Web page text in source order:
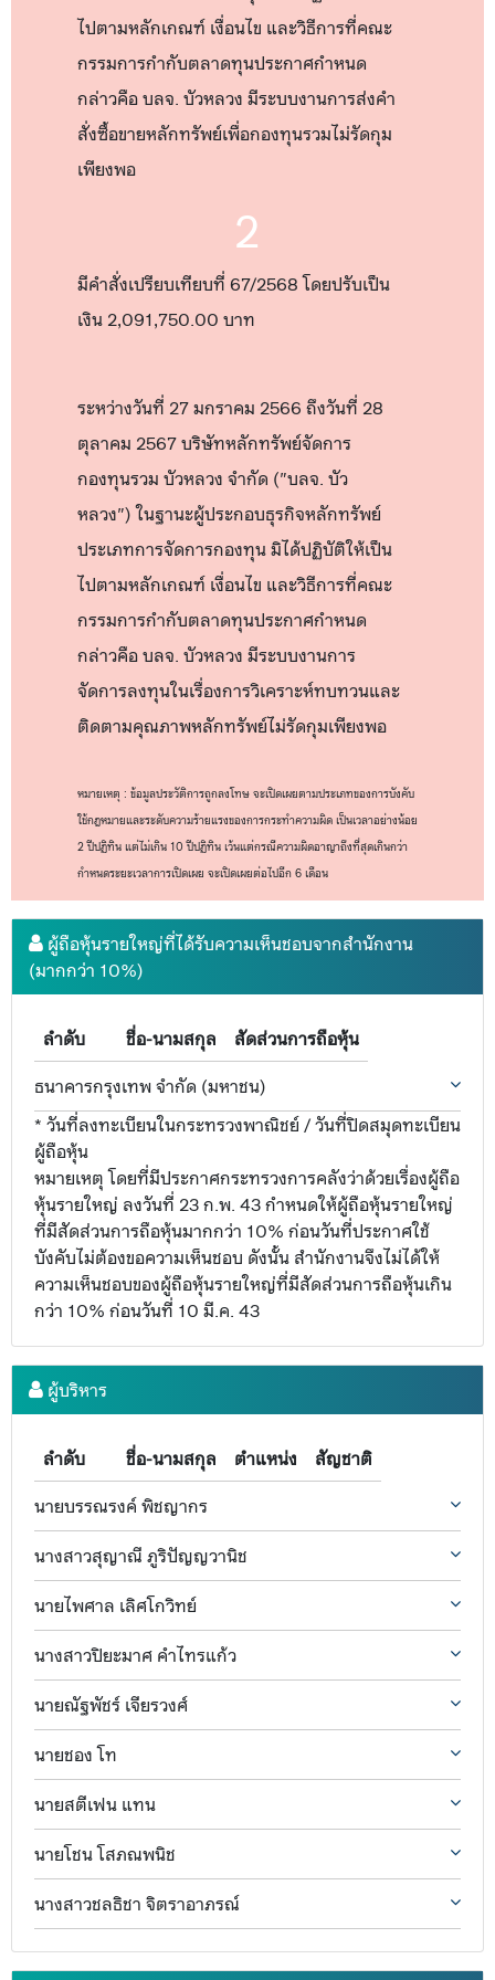
ไปตามหลักเกณฑ์ เงื่อนไข และวิธีการที่คณะ
กรรมการกำกับตลาดทุนประกาศกำหนด
กล่าวคือ บลจ. บัวหลวง มีระบบงานการส่งคำ
สั่งซื้อขายหลักทรัพย์เพื่อกองทุนรวมไม่รัดกุม
เพียงพอ
2
มีคำสั่งเปรียบเทียบที่ 67/2568 โดยปรับเป็น
เงิน 2,091,750.00 บาท
ระหว่างวันที่ 27 มกราคม 2566 ถึงวันที่ 28
ตุลาคม 2567 บริษัทหลักทรัพย์จัดการ
กองทุนรวม บัวหลวง จำกัด ("บลจ. บัว
หลวง") ในฐานะผู้ประกอบธุรกิจหลักทรัพย์
ประเภทการจัดการกองทุน มิได้ปฏิบัติให้เป็น
ไปตามหลักเกณฑ์ เงื่อนไข และวิธีการที่คณะ
กรรมการกำกับตลาดทุนประกาศกำหนด
กล่าวคือ บลจ. บัวหลวง มีระบบงานการ
จัดการลงทุนในเรื่องการวิเคราะห์ทบทวนและ
ติดตามคุณภาพหลักทรัพย์ไม่รัดกุมเพียงพอ
หมายเหตุ : ข้อมูลประวัติการถูกลงโทษ จะเปิดเผยตามประเภทของการบังคับ
ใช้กฎหมายและระดับความร้ายแรงของการกระทำความผิด เป็นเวลาอย่างน้อย
2 ปีปฏิทิน แต่ไม่เกิน 10 ปีปฏิทิน เว้นแต่กรณีความผิดอาญาถึงที่สุดเกินกว่า
กำหนดระยะเวลาการเปิดเผย จะเปิดเผยต่อไปอีก 6 เดือน
ผู้ถือหุ้นรายใหญ่ที่ได้รับความเห็นชอบจากสำนักงาน
(มากกว่า 10%)
ลำดับ ชื่อ-นามสกุล
สัดส่วนการถือหุ้น
ธนาคารกรุงเทพ จำกัด (มหาชน)
* วันที่ลงทะเบียนในกระทรวงพาณิชย์ / วันที่ปิดสมุดทะเบียน
ผู้ถือหุ้น
หมายเหตุ โดยที่มีประกาศกระทรวงการคลังว่าด้วยเรื่องผู้ถือ
หุ้นรายใหญ่ ลงวันที่ 23 ก.พ. 43 กำหนดให้ผู้ถือหุ้นรายใหญ่
ที่มีสัดส่วนการถือหุ้นมากกว่า 10% ก่อนวันที่ประกาศใช้
บังคับไม่ต้องขอความเห็นชอบ ดังนั้น สำนักงานจึงไม่ได้ให้
ความเห็นชอบของผู้ถือหุ้นรายใหญ่ที่มีสัดส่วนการถือหุ้นเกิน
กว่า 10% ก่อนวันที่ 10 มี.ค. 43
ผู้บริหาร
ลำดับ ชื่อ-นามสกุล ตำแหน่ง
สัญชาติ
นายบรรณรงค์ พิชญากร
นางสาวสุญาณี ภูริปัญญวานิช
นายไพศาล เลิศโกวิทย์
นางสาวปิยะมาศ คำไทรแก้ว
นายณัฐพัชร์ เจียรวงศ์
นายชอง โท
นายสตีเฟน แทน
นายโชน โสภณพนิช
นางสาวชลธิชา จิตราอาภรณ์